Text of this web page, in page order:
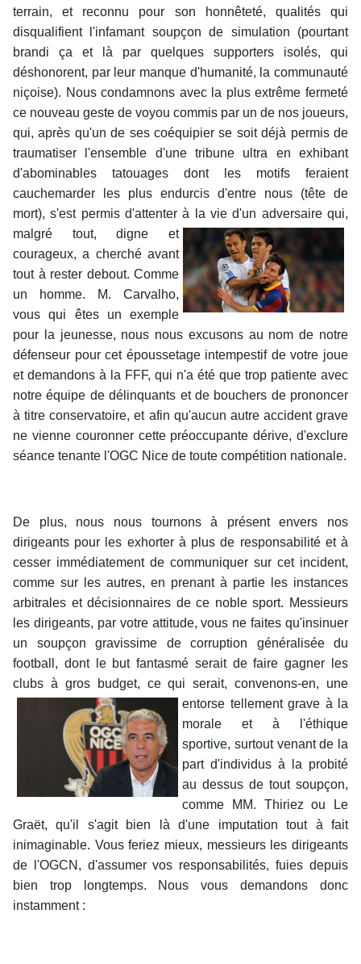
terrain, et reconnu pour son honnêteté, qualités qui
disqualifient l'infamant soupçon de simulation (pourtant
brandi ça et là par quelques supporters isolés, qui
déshonorent, par leur manque d'humanité, la communauté
niçoise). Nous condamnons avec la plus extrême fermeté
ce nouveau geste de voyou commis par un de nos joueurs,
qui, après qu'un de ses coéquipier se soit déjà permis de
traumatiser l'ensemble d'une tribune ultra en exhibant
d'abominables tatouages dont les motifs feraient
cauchemarder les plus endurcis d'entre nous (tête de
mort), s'est permis d'attenter à la vie d'un adversaire qui,
malgré tout, digne et
courageux, a cherché avant
tout à rester debout. Comme
un homme. M. Carvalho,
vous qui êtes un exemple
pour la jeunesse, nous nous excusons au nom de notre
défenseur pour cet époussetage intempestif de votre joue
et demandons à la FFF, qui n'a été que trop patiente avec
notre équipe de délinquants et de bouchers de prononcer
à titre conservatoire, et afin qu'aucun autre accident grave
ne vienne couronner cette préoccupante dérive, d'exclure
séance tenante l'OGC Nice de toute compétition nationale.
De plus, nous nous tournons à présent envers nos
dirigeants pour les exhorter à plus de responsabilité et à
cesser immédiatement de communiquer sur cet incident,
comme sur les autres, en prenant à partie les instances
arbitrales et décisionnaires de ce noble sport. Messieurs
les dirigeants, par votre attitude, vous ne faites qu'insinuer
un soupçon gravissime de corruption généralisée du
football, dont le but fantasmé serait de faire gagner les
clubs à gros budget, ce qui serait, convenons-en, une
entorse tellement grave à la
morale et à l'éthique
sportive, surtout venant de la
part d'individus à la probité
au dessus de tout soupçon,
comme MM. Thiriez ou Le
Graët, qu'il s'agit bien là d'une imputation tout à fait
inimaginable. Vous feriez mieux, messieurs les dirigeants
de l'OGCN, d'assumer vos responsabilités, fuies depuis
bien trop longtemps. Nous vous demandons donc
instamment :